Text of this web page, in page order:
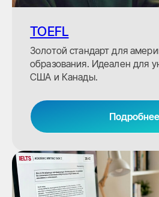
TOEFL
Золотой стандарт для
образования. Идеален для
США и Канады.
Подробнее